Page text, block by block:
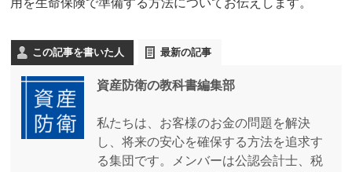
用を生命保険で準備する方法についてお伝えします。
この記事を書いた人 最新の記事
資産防衛の教科書編集部
私たちは、お客様のお金の問題を解決
し、将来の安心を確保する方法を追求す
る集団です。メンバーは公認会計士、税